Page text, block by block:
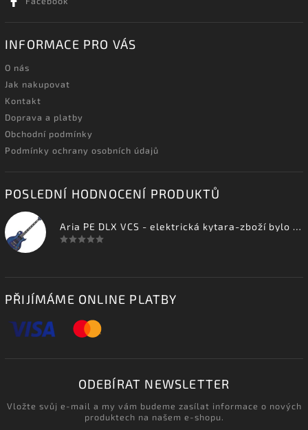
INFORMACE PRO VÁS
O nás
Jak nakupovat
Kontakt
Doprava a platby
Obchodní podmínky
Podmínky ochrany osobních údajů
POSLEDNÍ HODNOCENÍ PRODUKTŮ
Aria PE DLX VCS - elektrická kytara-zboží bylo vystaveno na prodejně
PŘIJÍMÁME ONLINE PLATBY
ODEBÍRAT NEWSLETTER
Vložte svůj e-mail a my vám budeme zasílat informace o nových
produktech na našem e-shopu.